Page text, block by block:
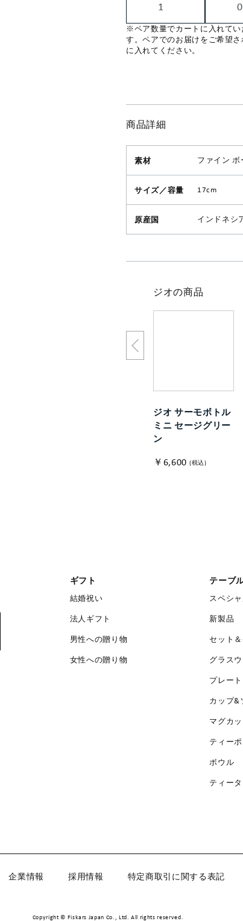
※ペア数量でカートに入れて
す。ペアでのお届けをご希望
に入れてください。
商品詳細
素材 ファイン ボ
サイズ／容量 17cm
原産国 インドネシ
ジオの商品
ジオ サーモボトル
ミニ セージグリー
ン
￥6,600 (税込)
ギフト
結婚祝い
法人ギフト
男性への贈り物
女性への贈り物
テーブ
スペシ
新製品
セット
グラス
プレート
カップ&
マグカ
ティー
ボウル
ティー
企業情報 採用情報 特定商取引に関する表記
Copyright © Fiskars Japan Co., Ltd. All rights reserved.